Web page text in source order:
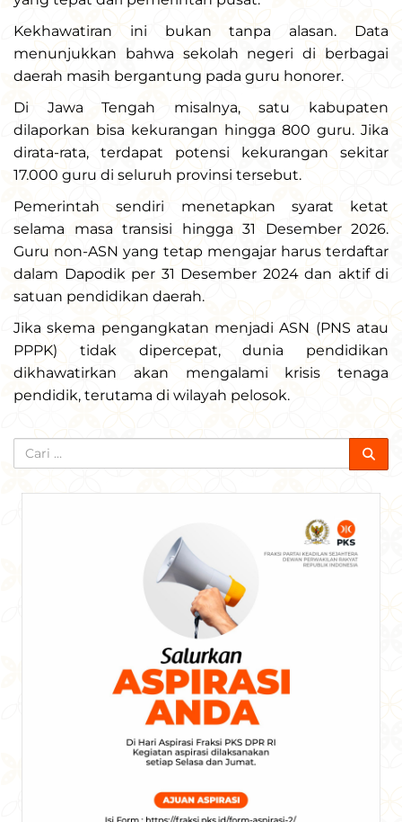
Kekhawatiran ini bukan tanpa alasan. Data
menunjukkan bahwa sekolah negeri di berbagai
daerah masih bergantung pada guru honorer.
Di Jawa Tengah misalnya, satu kabupaten
dilaporkan bisa kekurangan hingga 800 guru. Jika
dirata-rata, terdapat potensi kekurangan sekitar
17.000 guru di seluruh provinsi tersebut.
Pemerintah sendiri menetapkan syarat ketat
selama masa transisi hingga 31 Desember 2026.
Guru non-ASN yang tetap mengajar harus terdaftar
dalam Dapodik per 31 Desember 2024 dan aktif di
satuan pendidikan daerah.
Jika skema pengangkatan menjadi ASN (PNS atau
PPPK) tidak dipercepat, dunia pendidikan
dikhawatirkan akan mengalami krisis tenaga
pendidik, terutama di wilayah pelosok.